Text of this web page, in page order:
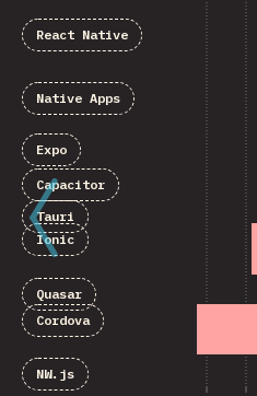
React Native
Native Apps
Expo
Capacitor
Tauri
Ionic
Quasar
Cordova
NW.js